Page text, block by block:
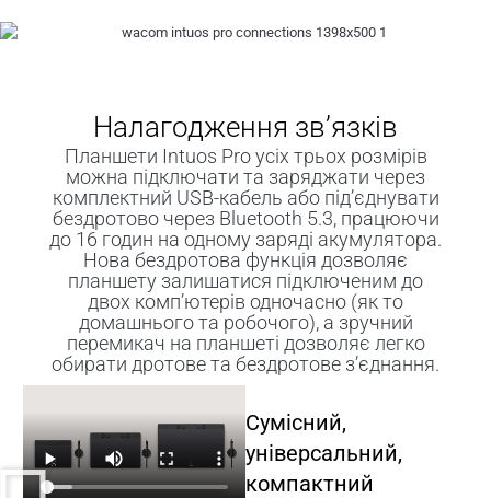
Налагодження зв’язків
Планшети Intuos Pro усіх трьох розмірів
можна підключати та заряджати через
комплектний USB-кабель або під’єднувати
бездротово через Bluetooth 5.3, працюючи
до 16 годин на одному заряді акумулятора.
Нова бездротова функція дозволяє
планшету залишатися підключеним до
двох комп’ютерів одночасно (як то
домашнього та робочого), а зручний
перемикач на планшеті дозволяє легко
обирати дротове та бездротове з’єднання.
Сумісний,
універсальний,
компактний